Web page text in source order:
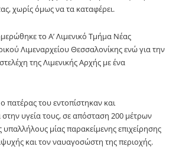
χωρίς όμως να τα καταφέρει.
το Α’ Λιμενικό Τμήμα Νέας
Λιμεναρχείου Θεσσαλονίκης ενώ για την
της Λιμενικής Αρχής με ένα
πατέρας του εντοπίστηκαν και
υγεία τους, σε απόσταση 200 μέτρων
μίας παρακείμενης επιχείρησης
και τον ναυαγοσώστη της περιοχής.